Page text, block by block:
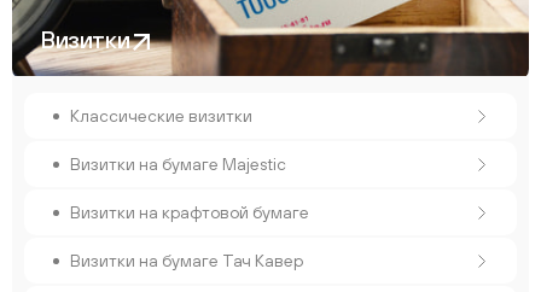
Визитки
Классические визитки
Визитки на бумаге Majestic
Визитки на крафтовой бумаге
Визитки на бумаге Тач Кавер